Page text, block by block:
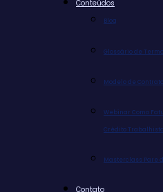
Conteúdos
Blog
Glossário de
Modelo de
Webinar Como
Crédito Trabalhista
Masterclass Pare
Contato